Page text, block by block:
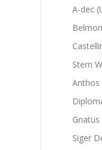
A-dec
Stern
Anthos
Gnatus
Siger